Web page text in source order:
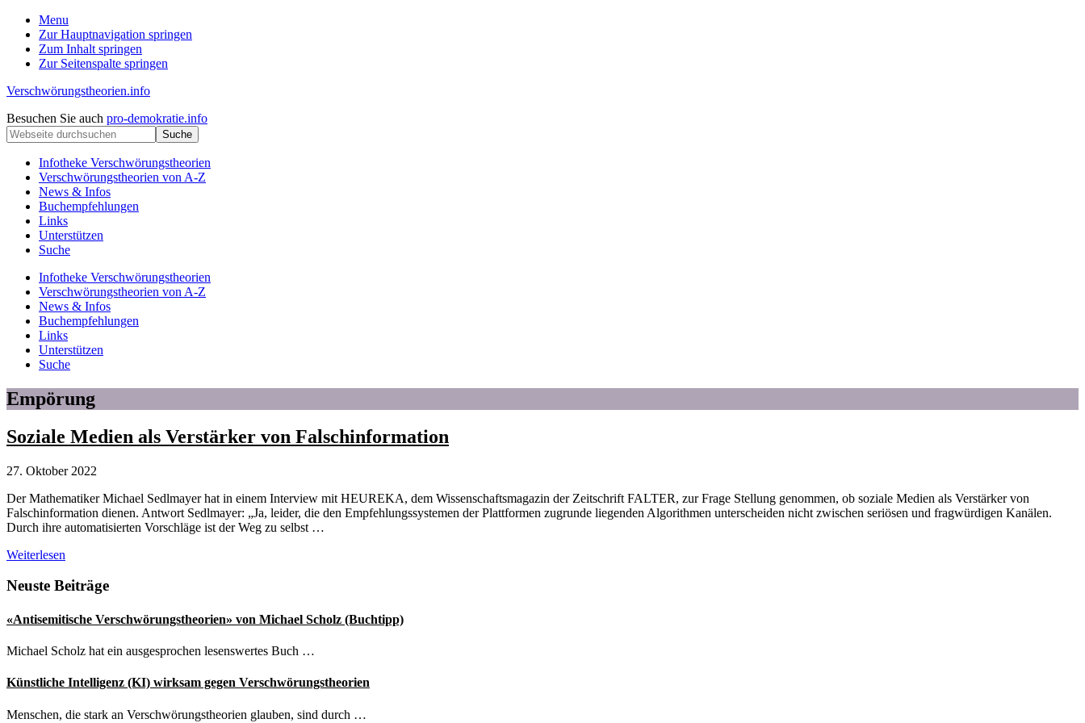
Menu
Zur Hauptnavigation springen
Zum Inhalt springen
Zur Seitenspalte springen
Verschwörungstheorien.info
Beiträge
zu
Merkmalen,
Funktionen
Risiken
konspirationistischen
Denkens
Kopfzeile
rechts
Besuchen Sie auch pro-demokratie.info
Webseite
durchsuchen
Infotheke Verschwörungstheorien
Verschwörungstheorien von A-Z
News & Infos
Buchempfehlungen
Links
Unterstützen
Suche
Infotheke Verschwörungstheorien
Verschwörungstheorien von A-Z
News & Infos
Buchempfehlungen
Links
Unterstützen
Suche
Empörung
Soziale Medien als Verstärker von Falschinformation
27. Oktober 2022
Der Mathematiker Michael Sedlmayer hat in einem Interview mit HEUREKA, dem Wissenschaftsmagazin der Zeitschrift FALTER, zur Frage Stellung genommen, ob soziale Medien als Verstärker von
Falschinformation dienen. Antwort Sedlmayer: „Ja, leider, die den Empfehlungssystemen der Plattformen zugrunde liegenden Algorithmen unterscheiden nicht zwischen seriösen und fragwürdigen Kanälen.
Durch ihre automatisierten Vorschläge ist der Weg zu selbst …
Soziale
als
von
Falschinformation
Weiterlesen
Seitenspalte
Neuste Beiträge
«Antisemitische Verschwörungstheorien» von Michael Scholz (Buchtipp)
Michael Scholz hat ein ausgesprochen lesenswertes Buch …
Künstliche Intelligenz (KI) wirksam gegen Verschwörungstheorien
Menschen, die stark an Verschwörungstheorien glauben, sind durch …